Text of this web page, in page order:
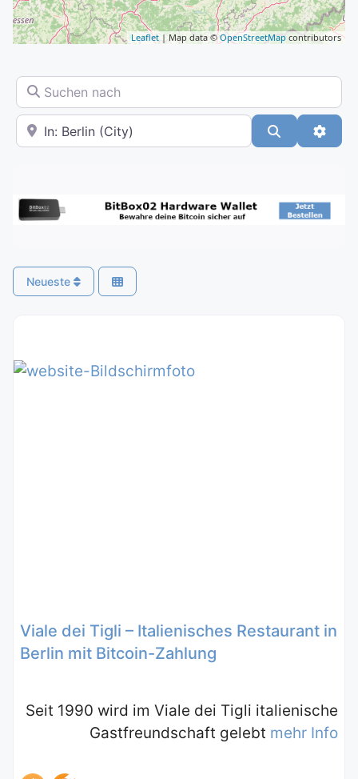
Leaflet | Map data ©OpenStreetMap contributors
Suchen nach
In der Nähe Suchen
Neueste
Viale dei Tigli – Italienisches Restaurant in
Berlin mit Bitcoin-Zahlung
Seit 1990 wird im Viale dei Tigli italienische
Gastfreundschaft gelebt mehr Info